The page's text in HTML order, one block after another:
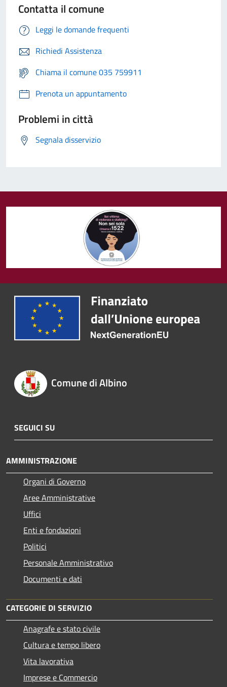
Contatta il comune
Leggi le domande frequenti
Richiedi Assistenza
Chiama il comune 035 759911
Prenota un appuntamento
Problemi in città
Segnala disservizio
Comune di Albino
SEGUICI SU
AMMINISTRAZIONE
Organi di Governo
Aree Amministrative
Uffici
Enti e fondazioni
Politici
Personale Amministrativo
Documenti e dati
CATEGORIE DI SERVIZIO
Anagrafe e stato civile
Cultura e tempo libero
Vita lavorativa
Imprese e Commercio